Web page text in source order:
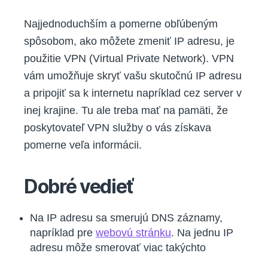
Najjednoduchším a pomerne obľúbeným
spôsobom, ako môžete zmeniť IP adresu, je
použitie VPN (Virtual Private Network). VPN
vám umožňuje skryť vašu skutočnú IP adresu
a pripojiť sa k internetu napríklad cez server v
inej krajine. Tu ale treba mať na pamäti, že
poskytovateľ VPN služby o vás získava
pomerne veľa informácii.
Dobré vedieť
Na IP adresu sa smerujú DNS záznamy,
napríklad pre webovú stránku. Na jednu IP
adresu môže smerovať viac takýchto